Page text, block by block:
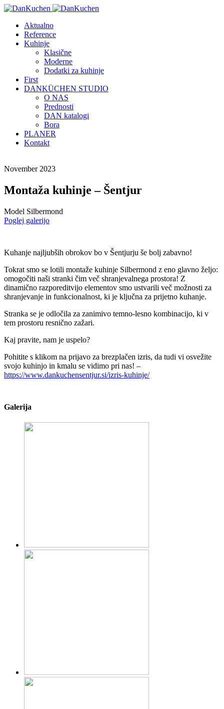
Aktualno
Reference
Kuhinje
Klasične
Moderne
Dodatki za kuhinje
First
DANKÜCHEN STUDIO
O NAS
Prednosti
DAN katalogi
Bora
PLANER
Kontakt
November 2023
Montaža kuhinje – Šentjur
Model Silbermond
Poglej galerijo
Kuhanje najljubših obrokov bo v Šentjurju še bolj zabavno!
Tokrat smo se lotili montaže kuhinje Silbermond z eno glavno željo:
omogočiti naši stranki čim več shranjevalnega prostora! Z
dinamično razporeditvijo elementov smo ustvarili več možnosti za
shranjevanje in funkcionalnost, ki je ključna za prijetno kuhanje.
Stranka se je odločila za zanimivo temno-lesno kombinacijo, ki v
tem prostoru resnično zažari.
Kaj pravite, nam je uspelo?
Pohitite s klikom na prijavo za brezplačen izris, da tudi vi osvežite
svojo kuhinjo in kmalu se vidimo pri nas! –
https://www.dankuchensentjur.si/izris-kuhinje/
Galerija